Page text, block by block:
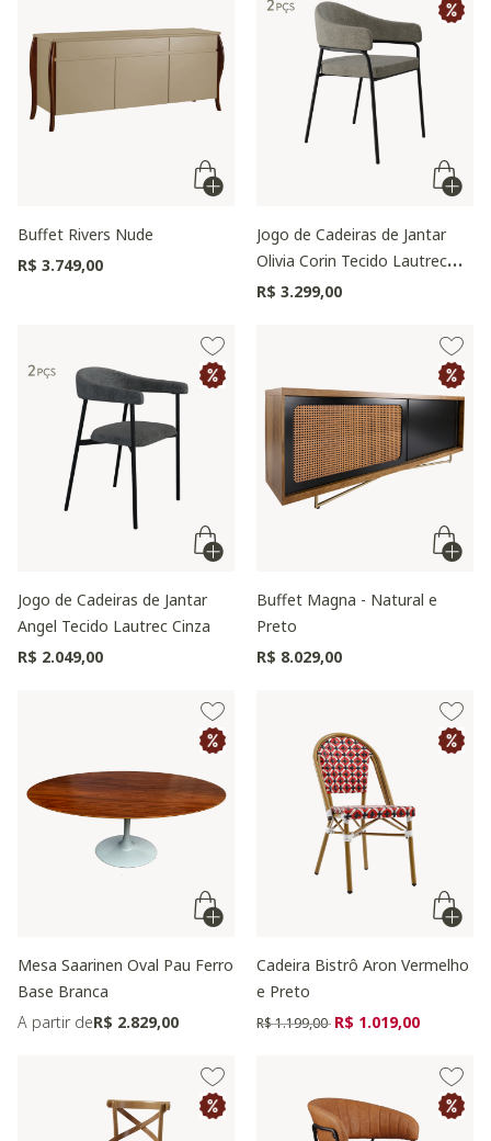
Buffet Rivers Nude
R$ 3.749,00
Jogo de Cadeiras de Jantar
Olivia Corin Tecido Lautrec
Off White
R$ 3.299,00
Jogo de Cadeiras de Jantar
Angel Tecido Lautrec Cinza
R$ 2.049,00
Buffet Magna - Natural e
Preto
R$ 8.029,00
Mesa Saarinen Oval Pau Ferro
Base Branca
A partir deR$ 2.829,00
Cadeira Bistrô Aron Vermelho
e Preto
Preço reduzido de
R$ 1.199,00 para
R$ 1.019,00